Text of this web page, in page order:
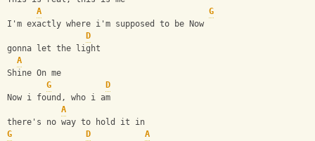
A
G
I'm exactly where i'm supposed to be Now
D
gonna let the light
A
Shine On me
G
D
Now i found, who i am
A
there's no way to hold it in
G
D
A